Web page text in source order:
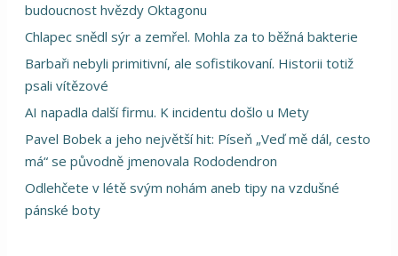
budoucnost hvězdy Oktagonu
Chlapec snědl sýr a zemřel. Mohla za to běžná bakterie
Barbaři nebyli primitivní, ale sofistikovaní. Historii totiž
psali vítězové
AI napadla další firmu. K incidentu došlo u Mety
Pavel Bobek a jeho největší hit: Píseň „Veď mě dál, cesto
má“ se původně jmenovala Rododendron
Odlehčete v létě svým nohám aneb tipy na vzdušné
pánské boty